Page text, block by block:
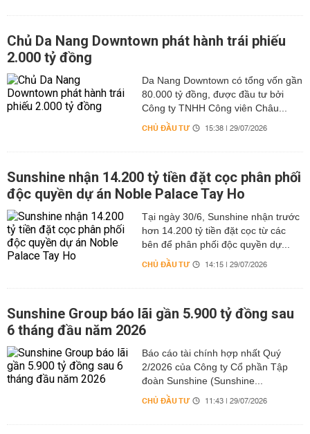
Chủ Da Nang Downtown phát hành trái phiếu
2.000 tỷ đồng
Da Nang Downtown có tổng vốn gần
80.000 tỷ đồng, được đầu tư bởi
Công ty TNHH Công viên Châu...
CHỦ ĐẦU TƯ 15:38 | 29/07/2026
Sunshine nhận 14.200 tỷ tiền đặt cọc phân phối
độc quyền dự án Noble Palace Tay Ho
Tại ngày 30/6, Sunshine nhận trước
hơn 14.200 tỷ tiền đặt cọc từ các
bên để phân phối độc quyền dự...
CHỦ ĐẦU TƯ 14:15 | 29/07/2026
Sunshine Group báo lãi gần 5.900 tỷ đồng sau
6 tháng đầu năm 2026
Báo cáo tài chính hợp nhất Quý
2/2026 của Công ty Cổ phần Tập
đoàn Sunshine (Sunshine...
CHỦ ĐẦU TƯ 11:43 | 29/07/2026